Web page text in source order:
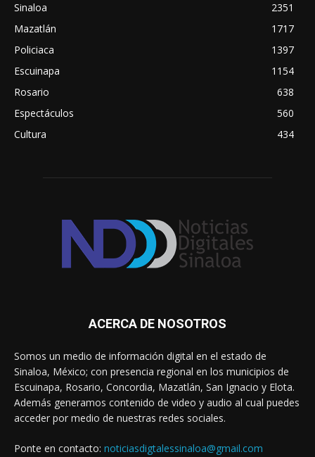
Sinaloa
2351
Mazatlán
1717
Policiaca
1397
Escuinapa
1154
Rosario
638
Espectáculos
560
Cultura
434
ACERCA DE NOSOTROS
Somos un medio de información digital en el estado de
Sinaloa, México; con presencia regional en los municipios de
Escuinapa, Rosario, Concordia, Mazatlán, San Ignacio y Elota.
Además generamos contenido de video y audio al cual puedes
acceder por medio de nuestras redes sociales.
Ponte en contacto: noticiasdigtalessinaloa@gmail.com